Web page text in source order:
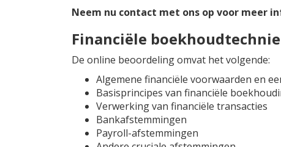
Neem nu contact met ons op voor meer
Financiële
De online beoordeling omvat het volgende:
Algemene financiële voorwaarden en
Basisprincipes van financiële
Verwerking van financiële transacties
Bankafstemmingen
Payroll-afstemmingen